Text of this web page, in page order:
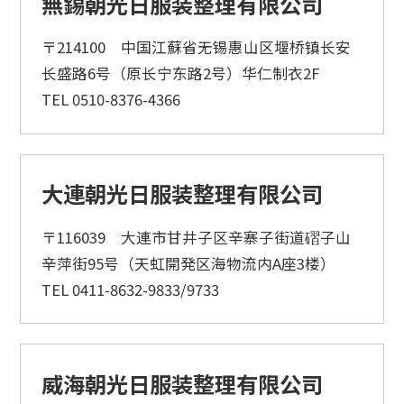
〒214100 中国江蘇省无锡惠山区堰桥镇长安
长盛路6号（原长宁东路2号）华仁制衣2F
TEL 0510-8376-4366
大連朝光日服装整理有限公司
〒116039 大連市甘井子区辛寨子街道磖子山
辛萍街95号（天虹開発区海物流内A座3楼）
TEL 0411-8632-9833/9733
威海朝光日服装整理有限公司